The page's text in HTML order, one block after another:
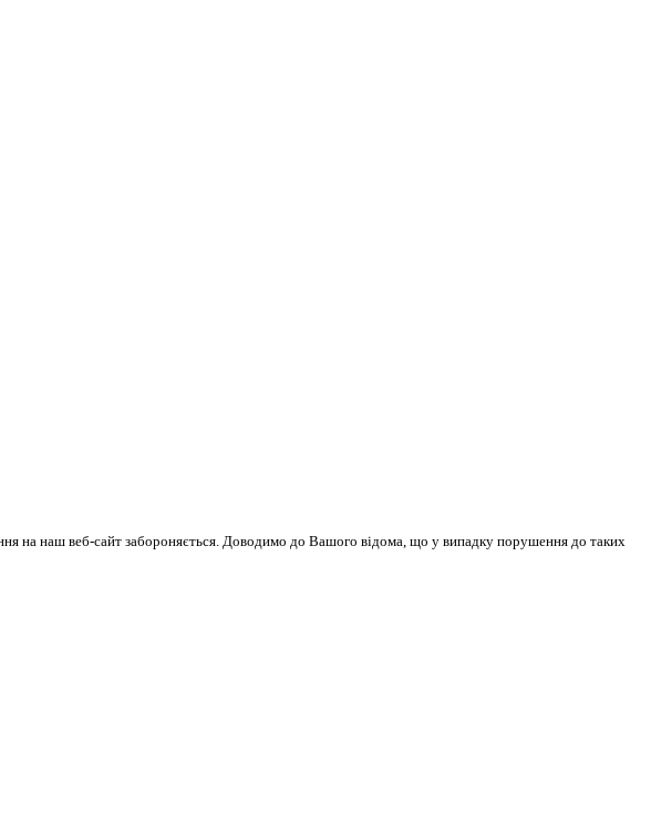
на наш веб-сайт забороняється. Доводимо до Вашого відома, що у випадку порушення до таких